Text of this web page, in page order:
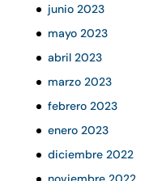
junio 2023
mayo 2023
abril 2023
marzo 2023
febrero 2023
enero 2023
diciembre 2022